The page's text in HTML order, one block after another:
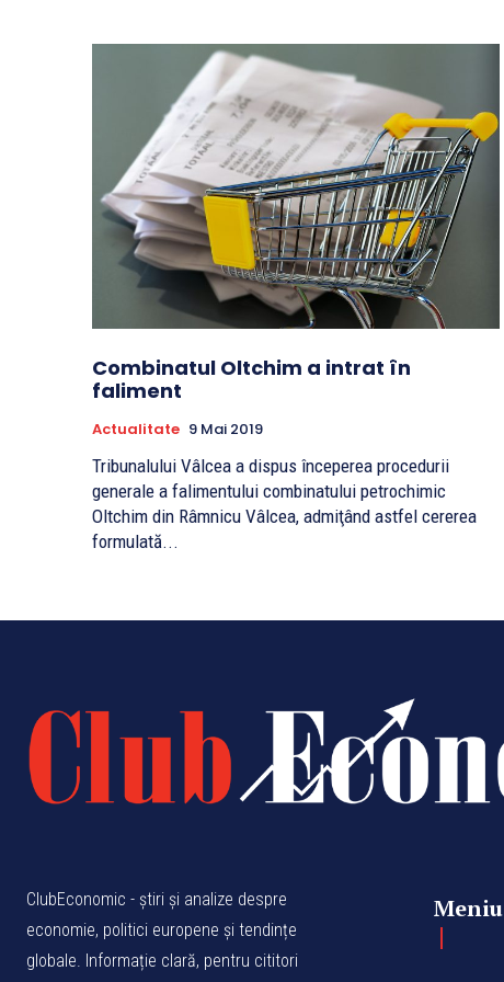
Combinatul Oltchim a intrat în
faliment
Actualitate 9 Mai 2019
Tribunalului Vâlcea a dispus începerea procedurii
generale a falimentului combinatului petrochimic
Oltchim din Râmnicu Vâlcea, admiţând astfel cererea
formulată...
ClubEconomic - știri și analize despre
economie, politici europene și tendințe
globale. Informație clară, pentru cititori
Meniu